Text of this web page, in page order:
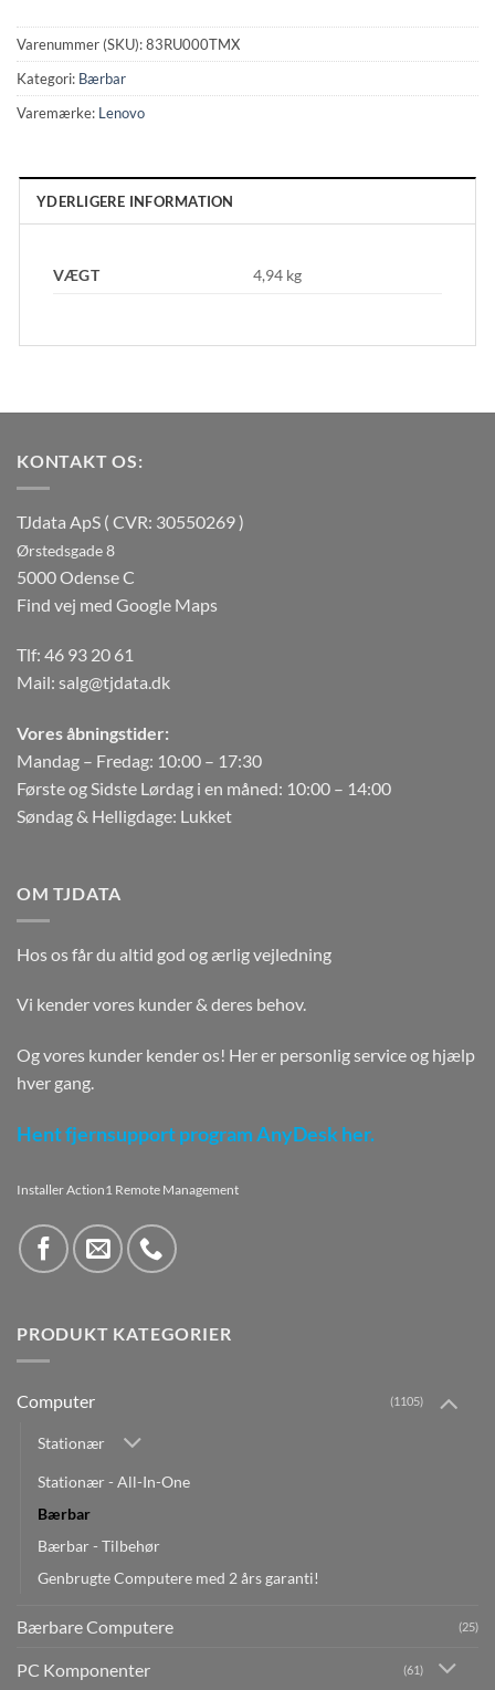
Varenummer (SKU):83RU000TMX
Kategori: Bærbar
Varemærke: Lenovo
YDERLIGERE INFORMATION
VÆGT 4,94 kg
KONTAKT OS:
TJdata ApS ( CVR: 30550269 )
Ørstedsgade 8
5000 Odense C
Find vej med Google Maps
Tlf: 46 93 20 61
Mail: salg@tjdata.dk
Vores åbningstider:
Mandag – Fredag: 10:00 – 17:30
Første og Sidste Lørdag i en måned: 10:00 – 14:00
Søndag & Helligdage: Lukket
OM TJDATA
Hos os får du altid god og ærlig vejledning
Vi kender vores kunder & deres behov.
Og vores kunder kender os! Her er personlig service og hjælp
hver gang.
Hent fjernsupport program AnyDesk her.
Installer Action1 Remote Management
PRODUKT KATEGORIER
Computer (1105)
Stationær
Stationær - All-In-One
Bærbar
Bærbar - Tilbehør
Genbrugte Computere med 2 års garanti!
Bærbare Computere (25)
PC Komponenter (61)